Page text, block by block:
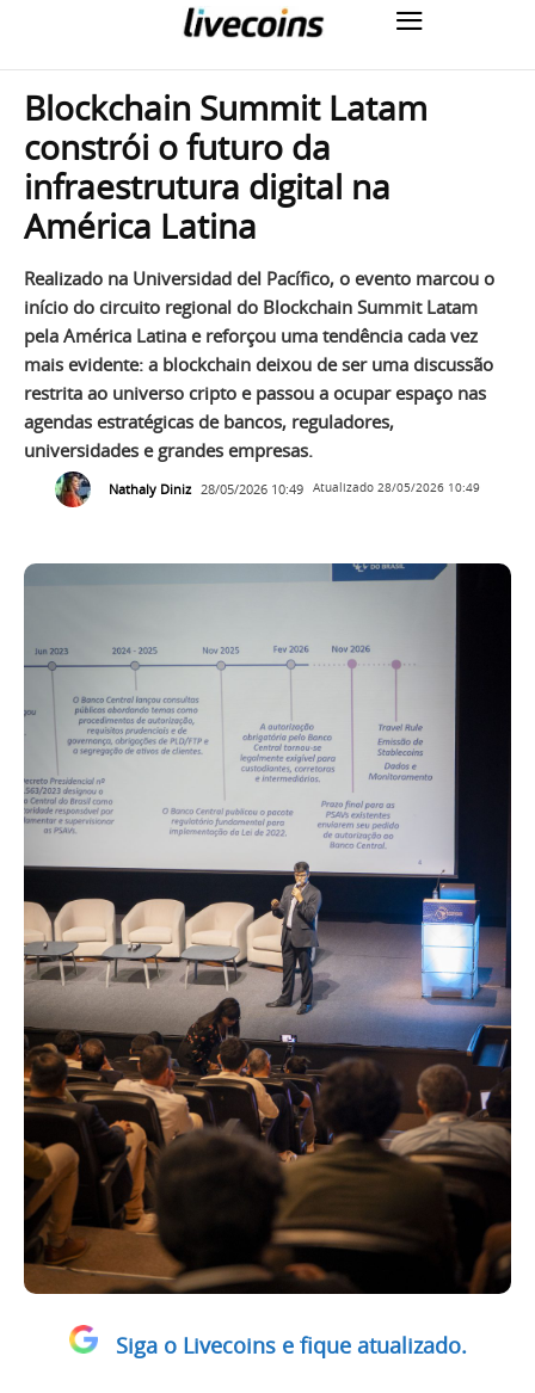
Blockchain Summit Latam
constrói o futuro da
infraestrutura digital na
América Latina
Realizado na Universidad del Pacífico, o evento marcou o
início do circuito regional do Blockchain Summit Latam
pela América Latina e reforçou uma tendência cada vez
mais evidente: a blockchain deixou de ser uma discussão
restrita ao universo cripto e passou a ocupar espaço nas
agendas estratégicas de bancos, reguladores,
universidades e grandes empresas.
Nathaly Diniz 28/05/2026 10:49 Atualizado 28/05/2026 10:49
Siga o Livecoins e fique atualizado.